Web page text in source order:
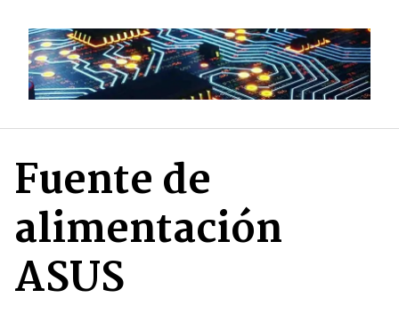
contenido
Fuente de
alimentación
ASUS